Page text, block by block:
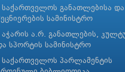
საქართველოს განათლებისა და
სამინისტრო
აჭარის ა.რ. განათლების,
სპორტის სამინისტრო
საქართველოს პარლამენტის